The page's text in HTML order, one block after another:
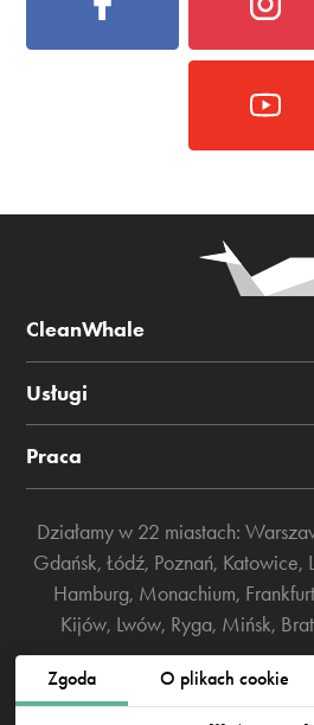
Zgoda O plikach cookie
CleanWhale
Usługi
Praca
Działamy w 22 miastach:
Gdańsk, Łódź, Poznań, Katowice,
Hamburg, Monachium, Frankfurt
Kijów, Lwów, Ryga, Mińsk,
Władysława